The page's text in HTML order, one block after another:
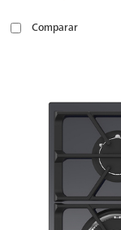
Comparar